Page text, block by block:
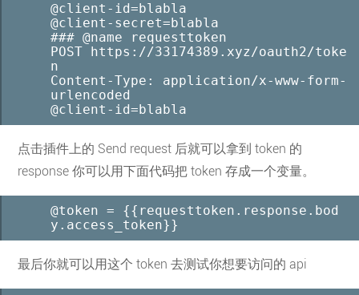
@client-id=blabla
@client-secret=blabla
### @name requesttoken
POST https://33174389.xyz/oauth2/toke
n
Content-Type: application/x-www-form-
urlencoded
@client-id=blabla
点击插件上的 Send request 后就可以拿到 token 的
response 你可以用下面代码把 token 存成一个变量。
@token = {{requesttoken.response.bod
y.access_token}}
最后你就可以用这个 token 去测试你想要访问的 api